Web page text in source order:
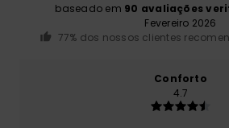
baseado em 90 avaliações
Fevereiro 2026
77% dos nossos clientes
Conforto
4.7